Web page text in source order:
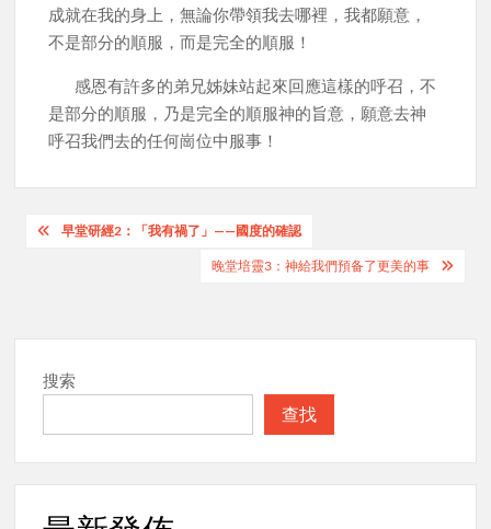
成就在我的身上，無論你帶領我去哪裡，我都願意，
不是部分的順服，而是完全的順服！
感恩有許多的弟兄姊妹站起來回應這樣的呼召，不
是部分的順服，乃是完全的順服神的旨意，願意去神
呼召我們去的任何崗位中服事！
Post早堂研經2：「我有禍了」——國度的確認
晚堂培靈3：神給我們預备了更美的事
搜索
查找